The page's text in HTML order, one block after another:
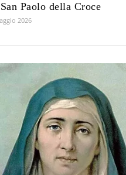
Paolo della Croce
2026